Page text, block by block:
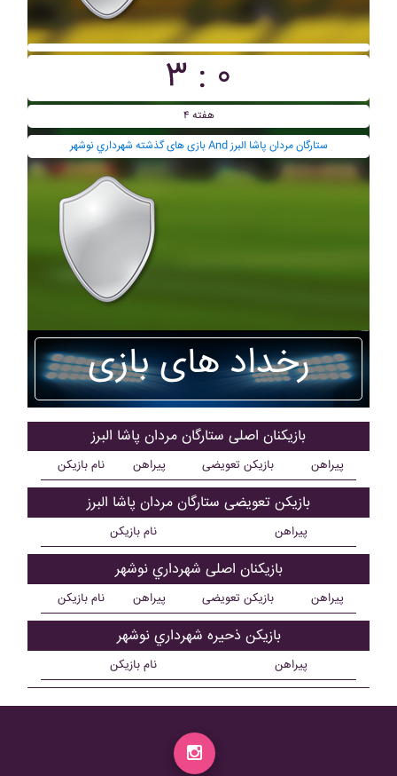
۳ : ۰
هفته ۴
بازی های گذشته شهرداري نوشهر And ستارگان مردان پاشا البرز
رخداد های بازی
بازیکنان اصلی ستارگان مردان پاشا البرز
نام بازیکن پیراهن بازیکن تعویضی پیراهن
بازیکن تعویضی ستارگان مردان پاشا البرز
نام بازیکن پیراهن
بازیکنان اصلی شهرداري نوشهر
نام بازیکن پیراهن بازیکن تعویضی پیراهن
بازیکن ذحیره شهرداري نوشهر
نام بازیکن پیراهن